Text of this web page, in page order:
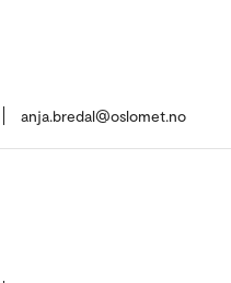
anja.bredal@oslomet.no